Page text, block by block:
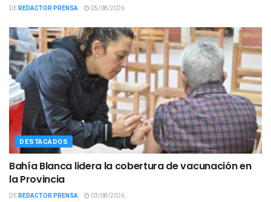
DEREDACTOR PRENSA 05/08/2026
DESTACADOS
Bahía Blanca lidera la cobertura de vacunación en
la Provincia
DEREDACTOR PRENSA 03/08/2026